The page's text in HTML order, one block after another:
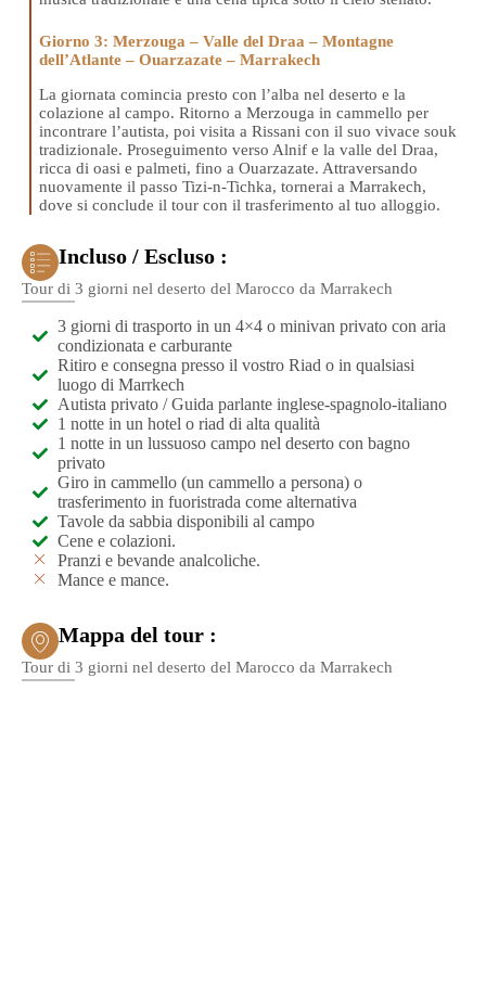
Giorno 3: Merzouga – Valle del Draa – Montagne
dell’Atlante – Ouarzazate – Marrakech
La giornata comincia presto con l’alba nel deserto e la
colazione al campo. Ritorno a Merzouga in cammello per
incontrare l’autista, poi visita a Rissani con il suo vivace souk
tradizionale. Proseguimento verso Alnif e la valle del Draa,
ricca di oasi e palmeti, fino a Ouarzazate. Attraversando
nuovamente il passo Tizi-n-Tichka, tornerai a Marrakech,
dove si conclude il tour con il trasferimento al tuo alloggio.
Incluso / Escluso :
Tour di 3 giorni nel deserto del Marocco da Marrakech
3 giorni di trasporto in un 4×4 o minivan privato con aria
condizionata e carburante
Ritiro e consegna presso il vostro Riad o in qualsiasi
luogo di Marrkech
Autista privato / Guida parlante inglese-spagnolo-italiano
1 notte in un hotel o riad di alta qualità
1 notte in un lussuoso campo nel deserto con bagno
privato
Giro in cammello (un cammello a persona) o
trasferimento in fuoristrada come alternativa
Tavole da sabbia disponibili al campo
Cene e colazioni.
Pranzi e bevande analcoliche.
Mance e mance.
Mappa del tour :
Tour di 3 giorni nel deserto del Marocco da Marrakech